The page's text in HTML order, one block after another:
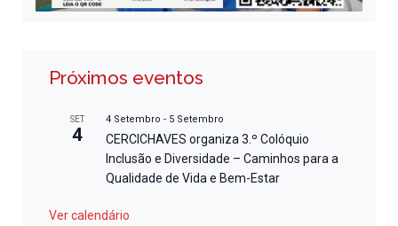
Próximos eventos
SET
4
4 Setembro - 5 Setembro
CERCICHAVES organiza 3.º Colóquio
Inclusão e Diversidade – Caminhos para a
Qualidade de Vida e Bem-Estar
Ver calendário